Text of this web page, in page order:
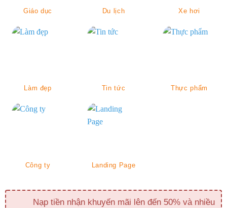
Giáo dục Du lịch Xe hơi
Làm đẹp Tin tức Thực phẩm
Công ty Landing Page
Nạp tiền nhận khuyến mãi lên đến 50% và nhiều